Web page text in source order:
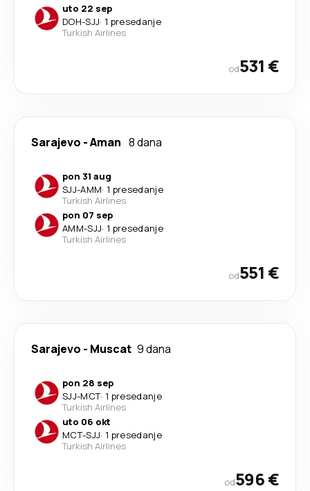
uto 22 sep
DOH-SJJ· 1 presedanje
Turkish Airlines
od531 €
Sarajevo -Aman 8 dana
pon 31 aug
SJJ-AMM· 1 presedanje
Turkish Airlines
pon 07 sep
AMM-SJJ· 1 presedanje
Turkish Airlines
od551 €
Sarajevo - Muscat 9 dana
pon 28 sep
SJJ-MCT· 1 presedanje
Turkish Airlines
uto 06 okt
MCT-SJJ· 1 presedanje
Turkish Airlines
od596 €